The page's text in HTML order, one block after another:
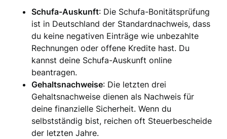
Schufa-Auskunft: Die Schufa-Bonitätsprüfung
ist in Deutschland der Standardnachweis, dass
du keine negativen Einträge wie unbezahlte
Rechnungen oder offene Kredite hast. Du
kannst deine Schufa-Auskunft online
beantragen.
Gehaltsnachweise: Die letzten drei
Gehaltsnachweise dienen als Nachweis für
deine finanzielle Sicherheit. Wenn du
selbstständig bist, reichen oft Steuerbescheide
der letzten Jahre.